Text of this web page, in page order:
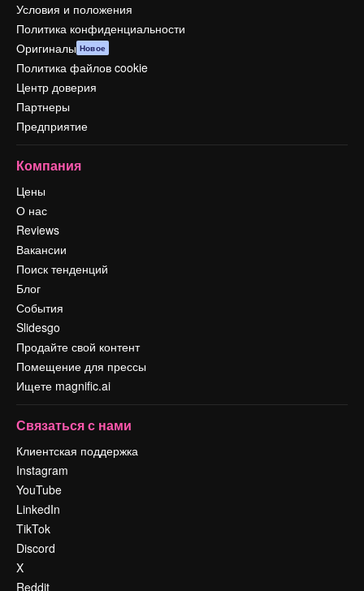
Условия и положения
Политика конфиденциальности
Оригиналы Новое
Политика файлов cookie
Центр доверия
Партнеры
Предприятие
Компания
Цены
О нас
Reviews
Вакансии
Поиск тенденций
Блог
События
Slidesgo
Продайте свой контент
Помещение для прессы
Ищете magnific.ai
Связаться с нами
Клиентская поддержка
Instagram
YouTube
LinkedIn
TikTok
Discord
X
Reddit